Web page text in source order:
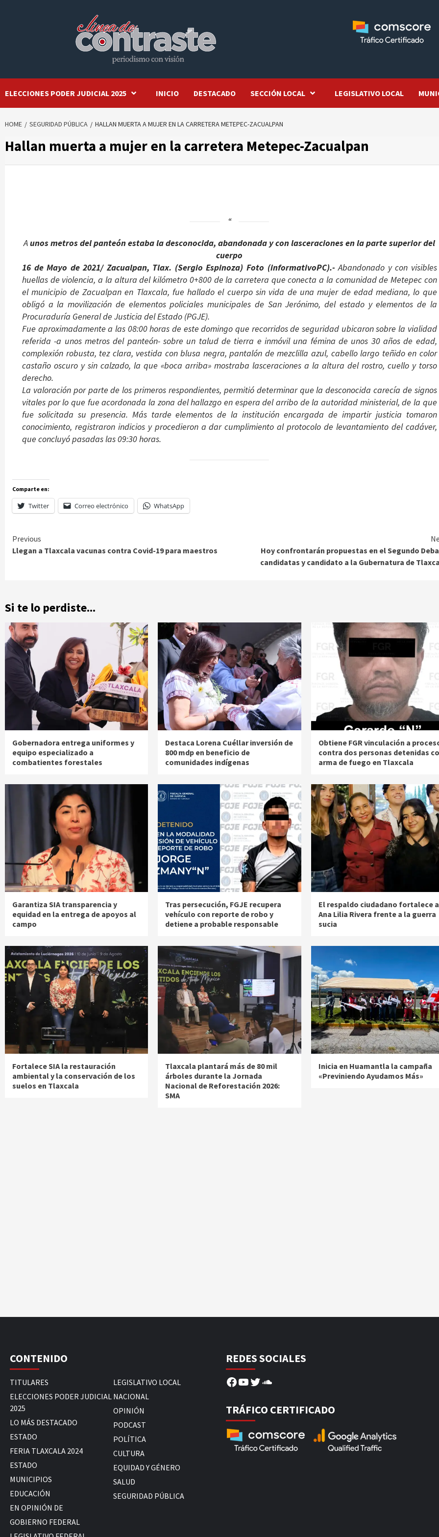
ELECCIONES PODER JUDICIAL 2025 INICIO DESTACADO SECCIÓN LOCAL LEGISLATIVO LOCAL
HOME SEGURIDAD PÚBLICA HALLAN MUERTA A MUJER EN LA CARRETERA METEPEC-ZACUALPAN
Hallan muerta a mujer en la carretera Metepec-Zacualpan
Aunos metros del panteón estaba la desconocida, abandonada y con lasceraciones en la parte superior del
cuerpo
16 de Mayo de 2021/ Zacualpan, Tlax. (Sergio Espinoza) Foto (informativoPC).-Abandonado y con visibles
huellas de violencia, a la altura del kilómetro 0+800 de la carretera que conecta a la comunidad de Metepec con
el municipio de Zacualpan en Tlaxcala, fue hallado el cuerpo sin vida de una mujer de edad mediana, lo que
obligó a la movilización de elementos policiales municipales de San Jerónimo, del estado y elementos de la
Procuraduría General de Justicia del Estado (PGJE).
Fue aproximadamente a las 08:00 horas de este domingo que recorridos de seguridad ubicaron sobre la vialidad
referida -a unos metros del panteón- sobre un talud de tierra e inmóvil una fémina de unos 30 años de edad,
complexión robusta, tez clara, vestida con blusa negra, pantalón de mezclilla azul, cabello largo teñido en color
castaño oscuro y sin calzado, la que «boca arriba» mostraba lasceraciones a la altura del rostro, cuello y torso
derecho.
La valoración por parte de los primeros respondientes, permitió determinar que la desconocida carecía de signos
vitales por lo que fue acordonada la zona del hallazgo en espera del arribo de la autoridad ministerial, de la que
fue solicitada su presencia. Más tarde elementos de la institución encargada de impartir justicia tomaron
conocimiento, registraron indicios y procedieron a dar cumplimiento al protocolo de levantamiento del cadáver,
que concluyó pasadas las 09:30 horas.
Comparte en:
Twitter Correo electrónico WhatsApp
Continue
Reading
Previous
Llegan a Tlaxcala vacunas contra Covid-19 para maestros
Hoy confrontarán propuestas en el Segundo
candidatas y candidato a la Gubernatura de
Si te lo perdiste...
Gobernadora entrega uniformes y
equipo especializado a
combatientes forestales
Destaca Lorena Cuéllar inversión de
800 mdp en beneficio de
comunidades indígenas
Obtiene FGR vinculación a
contra dos personas detenidas
arma de fuego en Tlaxcala
Garantiza SIA transparencia y
equidad en la entrega de apoyos al
campo
Tras persecución, FGJE recupera
vehículo con reporte de robo y
detiene a probable responsable
El respaldo ciudadano fortalece a
Ana Lilia Rivera frente a la guerra
sucia
Fortalece SIA la restauración
ambiental y la conservación de los
suelos en Tlaxcala
Tlaxcala plantará más de 80 mil
árboles durante la Jornada
Nacional de Reforestación 2026:
SMA
Inicia en Huamantla la campaña
«Previniendo Ayudamos Más»
CONTENIDO
TITULARES
ELECCIONES PODER JUDICIAL
2025
LO MÁS DESTACADO
ESTADO
FERIA TLAXCALA 2024
ESTADO
MUNICIPIOS
EDUCACIÓN
EN OPINIÓN DE
GOBIERNO FEDERAL
LEGISLATIVO LOCAL
NACIONAL
OPINIÓN
PODCAST
POLÍTICA
CULTURA
EQUIDAD Y GÉNERO
SALUD
SEGURIDAD PÚBLICA
REDES SOCIALES
Facebook
YouTube
Twitter
SoundCloud
TRÁFICO CERTIFICADO